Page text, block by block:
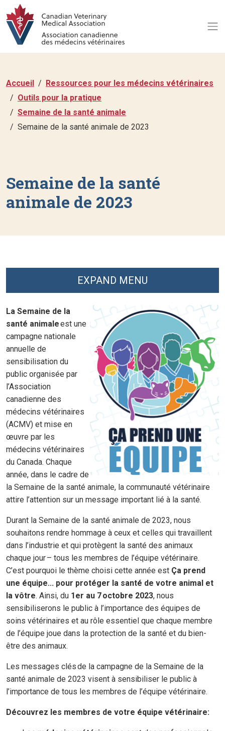
Accueil
Ressources pour les médecins vétérinaires
Outils pour la pratique
Semaine de la santé animale
Semaine de la santé animale de 2023
Semaine de la santé
animale de 2023
La Semaine de la
santé animaleest une
campagne nationale
annuelle de
sensibilisation du
public organisée par
l’Association
canadienne des
médecins vétérinaires
(ACMV) et mise en
œuvre par les
médecins vétérinaires
du Canada. Chaque
année, dans le cadre de
la Semaine de la santé animale, la communauté vétérinaire
attire l’attention sur un message important lié à la santé.
Durant la Semaine de la santé animale de 2023, nous
souhaitons rendre hommage à ceux et celles qui travaillent
dans l’industrie et qui protègent la santé des animaux
chaque jour – tous les membres de l’équipe vétérinaire.
C’est pourquoi le thème choisi cette année est Ça prend
une équipe... pour protéger la santé de votre animal et
la vôtre. Ainsi, du 1er au 7 octobre 2023, nous
sensibiliserons le public à l’importance des équipes de
soins vétérinaires et au rôle essentiel que chaque membre
de l’équipe joue dans la protection de la santé et du bien-
être des animaux.
Les messages clés de la campagne de la Semaine de la
santé animale de 2023 visent à sensibiliser le public à
l’importance de tous les membres de l’équipe vétérinaire.
Découvrez les membres de votre équipe vétérinaire:
EXPAND MENU